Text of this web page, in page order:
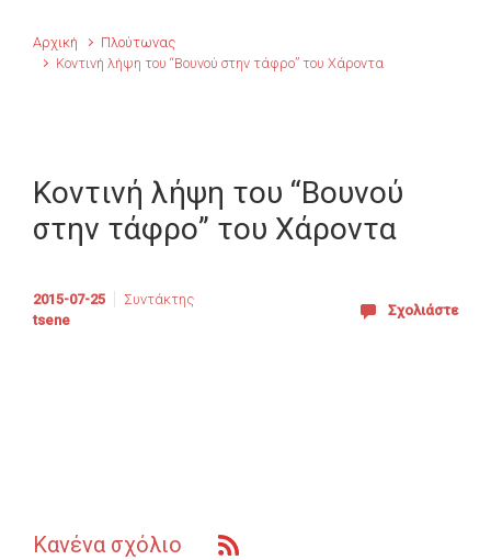
Αρχική
Πλούτωνας
Κοντινή λήψη του “Βουνού στην τάφρο” του Χάροντα
Κοντινή λήψη του “Βουνού
στην τάφρο” του Χάροντα
2015-07-25
Συντάκτης
tsene
Σχολιάστε
Κανένα σχόλιο